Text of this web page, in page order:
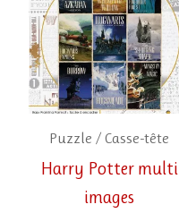
Puzzle / Casse-tête
Harry Potter multi
images